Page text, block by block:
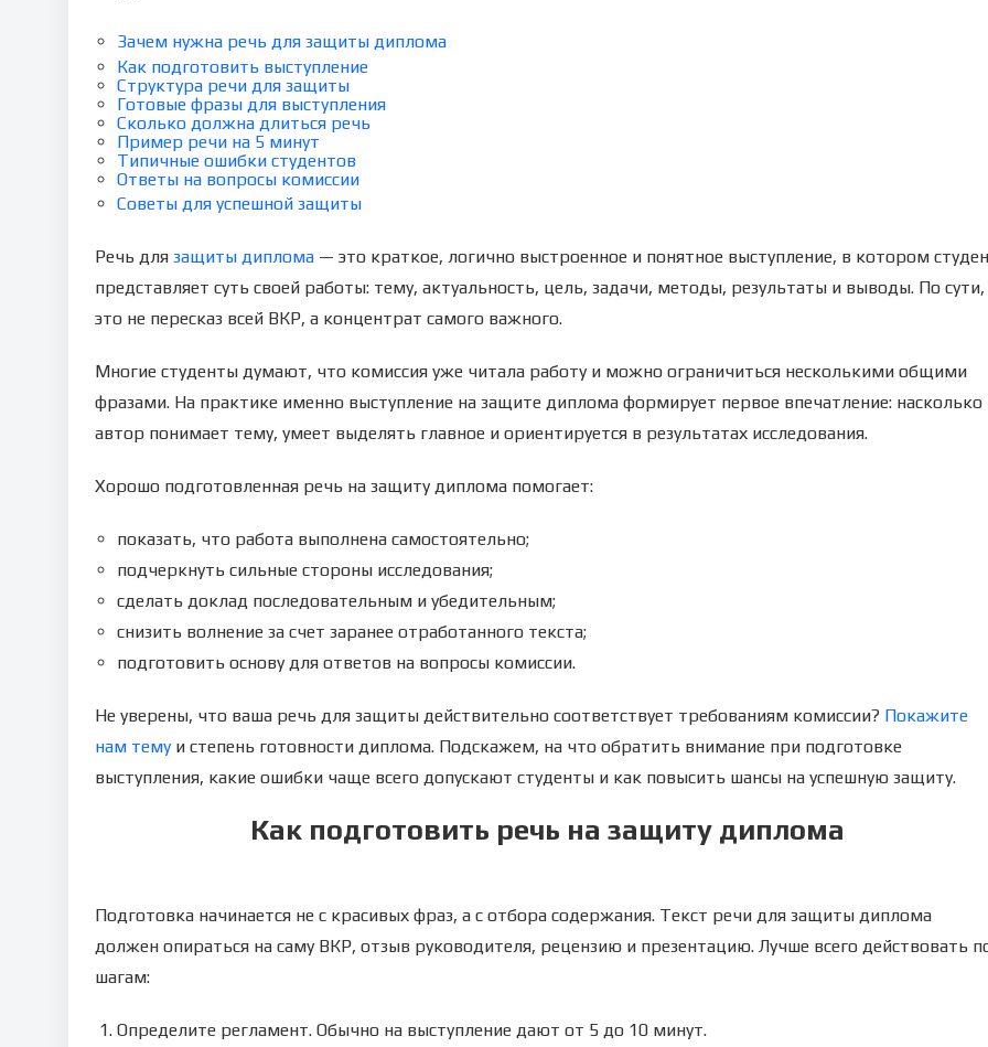
Зачем нужна речь для защиты диплома
Как подготовить выступление
Структура речи для защиты
Готовые фразы для выступления
Сколько должна длиться речь
Пример речи на 5 минут
Типичные ошибки студентов
Ответы на вопросы комиссии
Советы для успешной защиты
Речь для защиты диплома — это краткое, логично выстроенное и понятное выступление, в котором
представляет суть своей работы: тему, актуальность, цель, задачи, методы, результаты и выводы. По сути,
это не пересказ всей ВКР, а концентрат самого важного.
Многие студенты думают, что комиссия уже читала работу и можно ограничиться несколькими общими
фразами. На практике именно выступление на защите диплома формирует первое впечатление: насколько
автор понимает тему, умеет выделять главное и ориентируется в результатах исследования.
Хорошо подготовленная речь на защиту диплома помогает:
показать, что работа выполнена самостоятельно;
подчеркнуть сильные стороны исследования;
сделать доклад последовательным и убедительным;
снизить волнение за счет заранее отработанного текста;
подготовить основу для ответов на вопросы комиссии.
Не уверены, что ваша речь для защиты действительно соответствует требованиям комиссии? Покажите
нам темуи степень готовности диплома. Подскажем, на что обратить внимание при подготовке
выступления, какие ошибки чаще всего допускают студенты и как повысить шансы на успешную защиту.
Как подготовить речь на защиту диплома
Подготовка начинается не с красивых фраз, а с отбора содержания. Текст речи для защиты диплома
должен опираться на саму ВКР, отзыв руководителя, рецензию и презентацию. Лучше всего действовать
шагам:
Определите регламент. Обычно на выступление дают от 5 до 10 минут.